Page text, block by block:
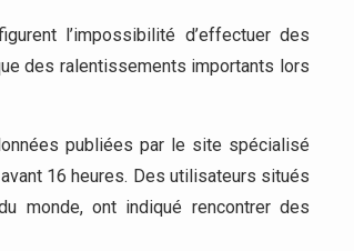
l’impossibilité d’effectuer des
des ralentissements importants lors
publiées par le site spécialisé
16 heures. Des utilisateurs situés
monde, ont indiqué rencontrer des